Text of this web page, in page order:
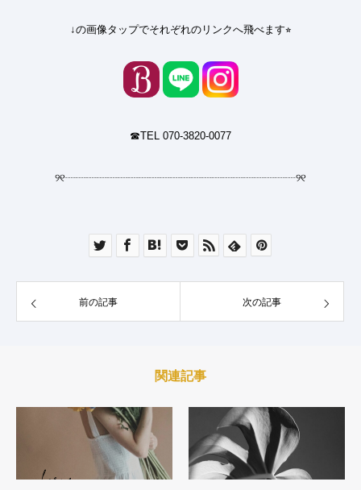
↓の画像タップでそれぞれのリンクへ飛べます⭐︎
☎︎TEL 070-3820-0077
୨୧┈┈┈┈┈┈┈┈┈┈┈┈┈┈┈┈┈┈┈┈┈┈୨୧
前の記事 次の記事
関連記事